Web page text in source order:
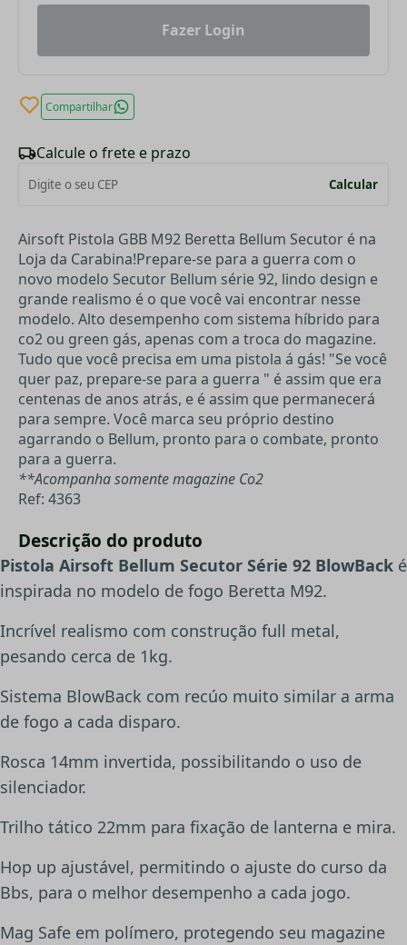
Fazer Login
Compartilhar
Calcule o frete e prazo
Calcular
Airsoft Pistola GBB M92 Beretta Bellum Secutor é na
Loja da Carabina!Prepare-se para a guerra com o
novo modelo Secutor Bellum série 92, lindo design e
grande realismo é o que você vai encontrar nesse
modelo. Alto desempenho com sistema híbrido para
co2 ou green gás, apenas com a troca do magazine.
Tudo que você precisa em uma pistola á gás! "Se você
quer paz, prepare-se para a guerra " é assim que era
centenas de anos atrás, e é assim que permanecerá
para sempre. Você marca seu próprio destino
agarrando o Bellum, pronto para o combate, pronto
para a guerra.
**Acompanha somente magazine Co2
Ref: 4363
Descrição do produto
Pistola Airsoft Bellum Secutor Série 92 BlowBack é
inspirada no modelo de fogo Beretta M92.
Incrível realismo com construção full metal,
pesando cerca de 1kg.
Sistema BlowBack com recúo muito similar a arma
de fogo a cada disparo.
Rosca 14mm invertida, possibilitando o uso de
silenciador.
Trilho tático 22mm para fixação de lanterna e mira.
Hop up ajustável, permitindo o ajuste do curso da
Bbs, para o melhor desempenho a cada jogo.
Mag Safe em polímero, protegendo seu magazine